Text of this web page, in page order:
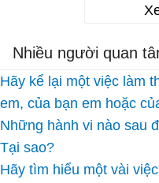
Nhiều người quan
Hãy kể lại một việc làm
em, của bạn em hoặc
Những hành vi nào sau
Tại sao?
Hãy tìm hiểu một vài